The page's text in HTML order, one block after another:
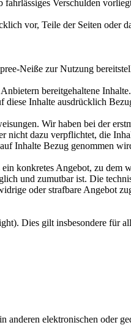
fahrlässiges Verschulden
vor, Teile der Seiten oder
Neiße zur Nutzung
bereitgehaltene
Inhalte ausdrücklich
Wir haben bei der
dazu verpflichtet, die
Inhalte Bezug genommen
konkretes Angebot, zu
und zumutbar ist. Die
oder strafbare Angebot
Dies gilt insbesondere für
elektronischen oder